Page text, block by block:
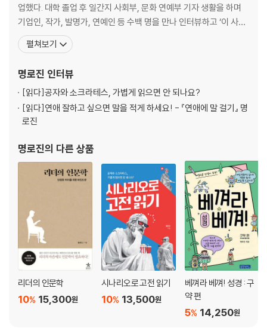
4. 『맹자』 - 혁명가의 얼굴을 한 유학자의 정치 철학 / 95
을 위해서라면 신도 갈아 치워야 | 힘들어도 힘내 | 내가 제일 소중해 | 위대
하지 않나요? | 2위 진진, 어찌하여 이것은 받고 저것은 받지 않습니까? | 1
위 만장, 부정한 자가 주는 것을 왜 받습니까? | 맹자가 지금을 사는 우리에
게 전하는 말 | 외모보다 태도가 중요해 | 문제는 경제야 | 친구를 사귈 때는
뻐기지 마라 | 맹자가 보는 인간의 본성 | 뛰어난 이야기꾼 맹자
5. 『장자』 - 구만 리를 날아가는 새의 눈으로 세상을 보다 / 121
입으로 주먹을 날리는 철학자 | 자연의 시간표에 맞게 살자 | 뻥으로 시작
하는 이야기의 깊은 울림 | 황당한 이야기 속에도 진실이 있다 | 독점이냐
복지냐 | 현실 같은 꿈, 꿈 같은 현실 | 옳고 그름은 따지지 마 | 말하지도 말
고 아는 척도 하지 마 | 닭장의 닭이 될래, 자유로운 꿩이 될래? | 죽은 뒤에
더 좋을지 어떻게 알아?
6. 『한비자』 - 세상을 경영하려는 리더를 위한 책 / 145
진시황이 꼭 만나고 싶어 했던 한비자 | 친구를 모략한 자의 최후 | 긴장하
가 놓치면 안 되는 세 가지 | 아랫사람이 해서는 안 되는 일 | 신하가 군주를
설득할 때의 주의점 | 마음을 곱게 쓰자
업했다. 대학 졸업 후 일간지 사회부, 문화 연예부 기자 생활을 하며
기업인, 작가, 발명가, 연예인 등 수백 명을 만나 인터뷰하고 ‘이 사
람’이라는 코너에서 인물 소개 기사를 썼다. 미국의 기업인들이 애독
하는 경제지 《포브스 Forbes》와 《포천Fortune》을 필독서처럼 여
을 뒤져 보는 것을 즐긴다. 자
펼쳐보기
명로진 인터뷰
[읽다]공자와 소크라테스, 가볍게 읽으면 안 되나요?
[읽다] 연애 잘하고 싶으면 말을 적게 하세요! - 『연애에 말 걸기』 명
로진
명로진의 다른 상품
리더의 인문학
15,300원
10%
시나리오로 고전 읽기
13,500원
10%
베껴라 베껴! 성경 : 구
약 편
14,250원
5%